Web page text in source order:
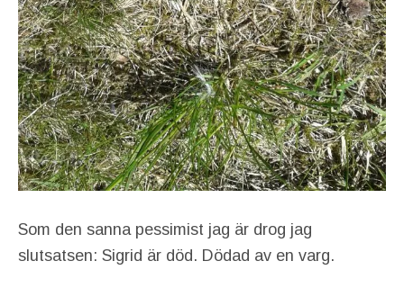
Som den sanna pessimist jag är drog jag
slutsatsen: Sigrid är död. Dödad av en varg.